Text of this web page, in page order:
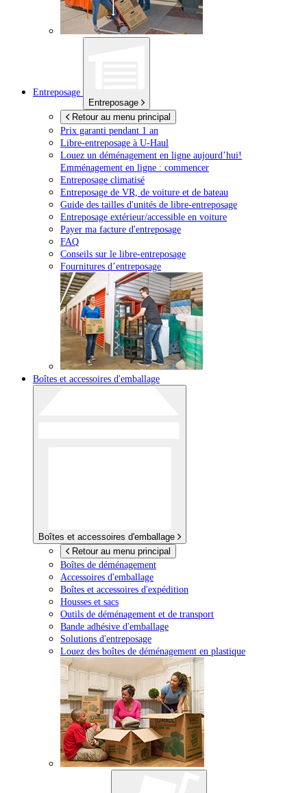
Entreposage
Entreposage
Retour au menu principal
Prix garanti pendant 1 an
Libre-entreposage à U-Haul
Louez un déménagement en ligne aujourd’hui!
Emménagement en ligne : commencer
Entreposage climatisé
Entreposage de VR, de voiture et de bateau
Guide des tailles d'unités de libre-entreposage
Entreposage extérieur/accessible en voiture
Payer ma facture d'entreposage
FAQ
Conseils sur le libre-entreposage
Fournitures d’entreposage
Boîtes et accessoires d'emballage
Boîtes et accessoires d'emballage
Retour au menu principal
Boîtes de déménagement
Accessoires d'emballage
Boîtes et accessoires d'expédition
Housses et sacs
Outils de déménagement et de transport
Bande adhésive d'emballage
Solutions d'entreposage
Louez des boîtes de déménagement en plastique